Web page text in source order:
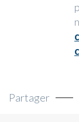
Partager